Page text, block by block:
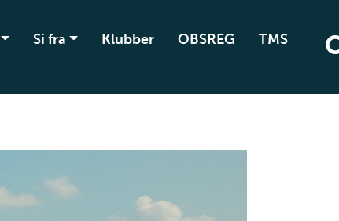
Si fra Klubber OBSREG TMS